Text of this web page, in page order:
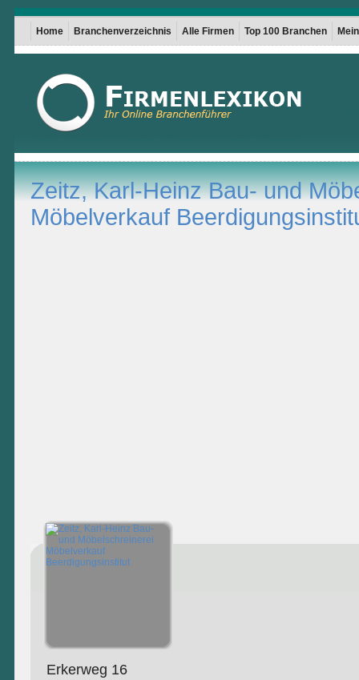
Home Branchenverzeichnis Alle Firmen Top 100 Branchen
Zeitz, Karl-Heinz Bau- und
Möbelverkauf
Erkerweg 16